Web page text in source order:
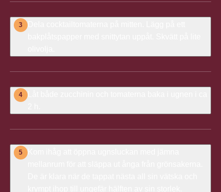
3
Dela cocktailtomaterna på mitten. Lägg på ett
4
Låt både zucchinin och tomaterna baka i ugnen i ca
5
Kom ihåg att öppna ugnsluckan med jämna